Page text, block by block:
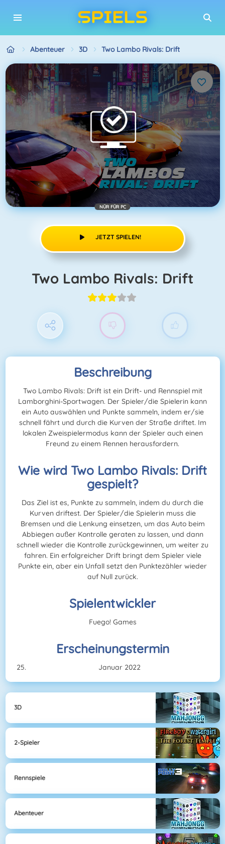
Abenteuer 3D Two Lambo Rivals: Drift
NÜR FÜR PC
JETZT SPIELEN!
Two Lambo Rivals: Drift
Beschreibung
Two Lambo Rivals: Drift ist ein Drift- und Rennspiel mit
Lamborghini-Sportwagen. Der Spieler/die Spielerin kann
ein Auto auswählen und Punkte sammeln, indem er/sie
schnell fährt und durch die Kurven der Straße driftet. Im
lokalen Zweispielermodus kann der Spieler auch einen
Freund zu einem Rennen herausfordern.
Wie wird Two Lambo Rivals: Drift
gespielt?
Das Ziel ist es, Punkte zu sammeln, indem du durch die
Kurven driftest. Der Spieler/die Spielerin muss die
Bremsen und die Lenkung einsetzen, um das Auto beim
Abbiegen außer Kontrolle geraten zu lassen, und dann
schnell wieder die Kontrolle zurückgewinnen, um weiter zu
fahren. Ein erfolgreicher Drift bringt dem Spieler viele
Punkte ein, aber ein Unfall setzt den Punktezähler wieder
auf Null zurück.
Spielentwickler
Fuego! Games
Erscheinungstermin
Januar 2022
3D
2-Spieler
Rennspiele
Abenteuer